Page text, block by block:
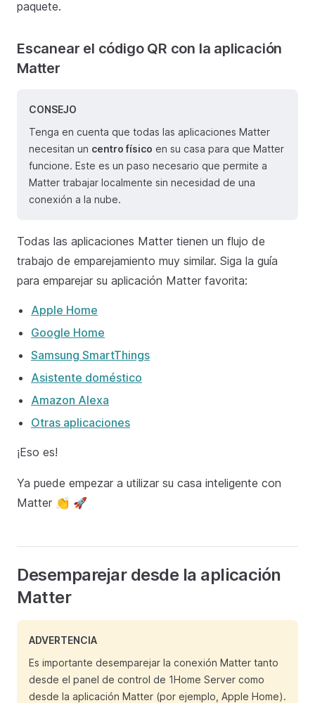
paquete.
Escanear el código QR con la aplicación
Matter
CONSEJO
Tenga en cuenta que todas las aplicaciones Matter
necesitan un centro físico en su casa para que Matter
funcione. Este es un paso necesario que permite a
Matter trabajar localmente sin necesidad de una
conexión a la nube.
Todas las aplicaciones Matter tienen un flujo de
trabajo de emparejamiento muy similar. Siga la guía
para emparejar su aplicación Matter favorita:
Apple Home
Google Home
Samsung SmartThings
Asistente doméstico
Amazon Alexa
Otras aplicaciones
¡Eso es!
Ya puede empezar a utilizar su casa inteligente con
Matter 👏 🚀
Desemparejar desde la aplicación
Matter
ADVERTENCIA
Es importante desemparejar la conexión Matter tanto
desde el panel de control de 1Home Server como
desde la aplicación Matter (por ejemplo, Apple Home).